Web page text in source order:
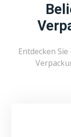
Entdecken